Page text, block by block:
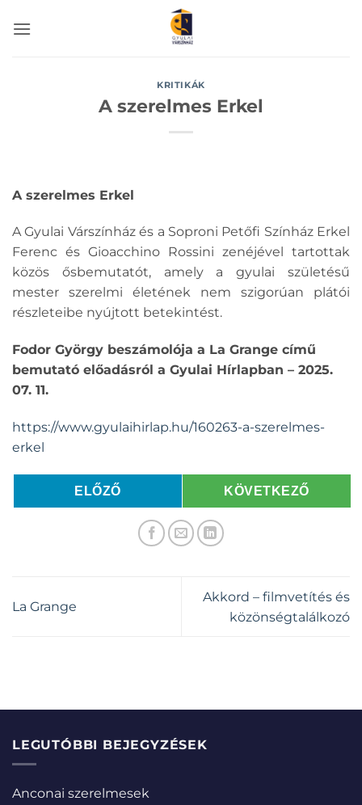
KRITIKÁK
A szerelmes Erkel
A szerelmes Erkel
A Gyulai Várszínház és a Soproni Petőfi Színház Erkel
Ferenc és Gioacchino Rossini zenéjével tartottak
közös ősbemutatót, amely a gyulai születésű
mester szerelmi életének nem szigorúan plátói
részleteibe nyújtott betekintést.
Fodor György beszámolója a La Grange című
bemutató előadásról a Gyulai Hírlapban – 2025.
07. 11.
https://www.gyulaihirlap.hu/160263-a-szerelmes-
erkel
ELŐZŐ KÖVETKEZŐ
La Grange
Akkord – filmvetítés és
közönségtalálkozó
LEGUTÓBBI BEJEGYZÉSEK
Anconai szerelmesek